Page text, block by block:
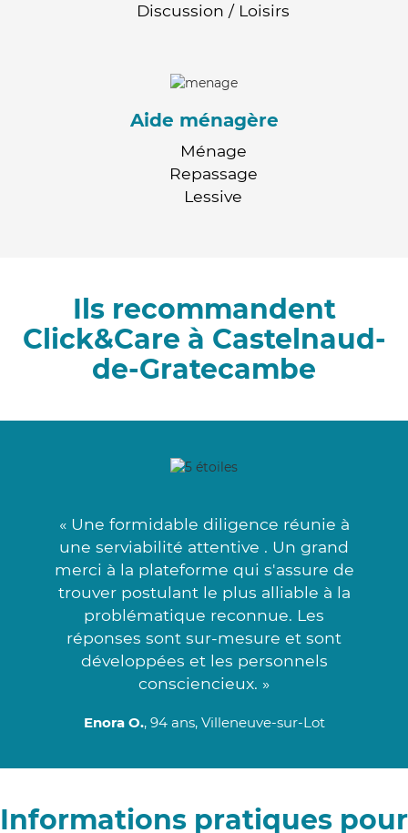
Discussion / Loisirs
Aide ménagère
Ménage
Repassage
Lessive
Ils recommandent
Click&Care à Castelnaud-
de-Gratecambe
« Une formidable diligence réunie à
une serviabilité attentive . Un grand
merci à la plateforme qui s'assure de
trouver postulant le plus alliable à la
problématique reconnue. Les
réponses sont sur-mesure et sont
développées et les personnels
consciencieux. »
Enora O., 94 ans, Villeneuve-sur-Lot
Informations pratiques pour